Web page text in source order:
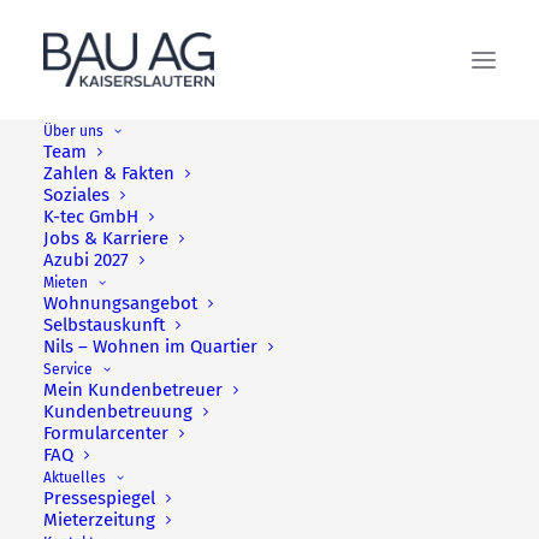
Über uns
Team
Zahlen & Fakten
Soziales
K-tec GmbH
Jobs & Karriere
Azubi 2027
Mieten
Wohnungsangebot
Selbstauskunft
Nils – Wohnen im Quartier
Service
Mein Kundenbetreuer
Kundenbetreuung
Formularcenter
FAQ
Aktuelles
Pressespiegel
Mieterzeitung
Pressespiegel